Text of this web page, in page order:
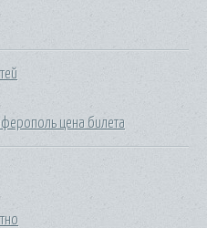
цена билета